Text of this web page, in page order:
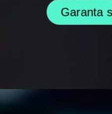
Garanta